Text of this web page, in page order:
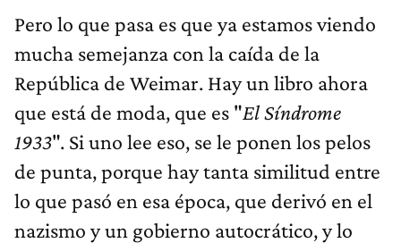
Pero lo que pasa es que ya estamos viendo
mucha semejanza con la caída de la
República de Weimar. Hay un libro ahora
que está de moda, que es "El Síndrome
1933". Si uno lee eso, se le ponen los pelos
de punta, porque hay tanta similitud entre
lo que pasó en esa época, que derivó en el
nazismo y un gobierno autocrático, y lo